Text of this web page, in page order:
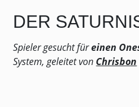
DER
Spieler gesucht füreinen
System, geleitet von Chrisbon